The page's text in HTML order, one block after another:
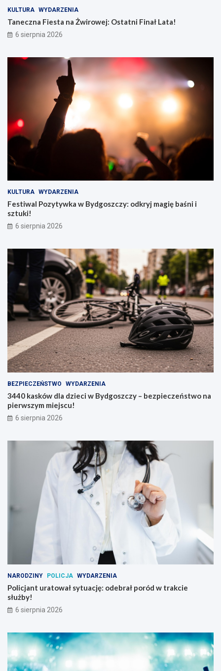
KULTURA WYDARZENIA
Taneczna Fiesta na Żwirowej: Ostatni Finał Lata!
6 sierpnia 2026
KULTURA WYDARZENIA
Festiwal Pozytywka w Bydgoszczy: odkryj magię baśni i
sztuki!
6 sierpnia 2026
BEZPIECZEŃSTWO WYDARZENIA
3440 kasków dla dzieci w Bydgoszczy – bezpieczeństwo na
pierwszym miejscu!
6 sierpnia 2026
NARODZINY POLICJA WYDARZENIA
Policjant uratował sytuację: odebrał poród w trakcie
służby!
6 sierpnia 2026